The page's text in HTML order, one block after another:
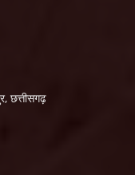
छत्तीसगढ़